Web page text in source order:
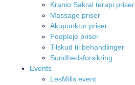
Kranio Sakral terapi priser
Massage priser
Akupunktur priser
Fodpleje priser
Tilskud til behandlinger
Sundhedsforsikring
Events
LesMills event